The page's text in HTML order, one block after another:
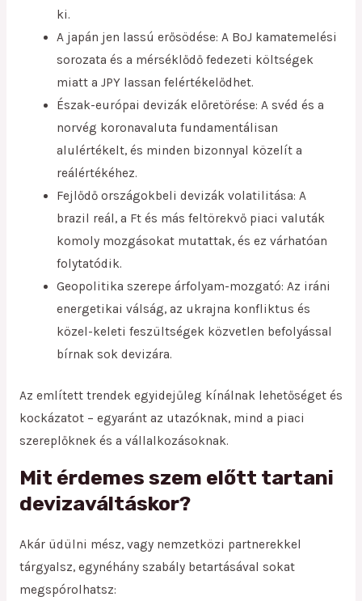
ki.
A japán jen lassú erősödése: A BoJ kamatemelési
sorozata és a mérséklődő fedezeti költségek
miatt a JPY lassan felértékelődhet.
Észak-európai devizák előretörése: A svéd és a
norvég koronavaluta fundamentálisan
alulértékelt, és minden bizonnyal közelít a
reálértékéhez.
Fejlődő országokbeli devizák volatilitása: A
brazil reál, a Ft és más feltörekvő piaci valuták
komoly mozgásokat mutattak, és ez várhatóan
folytatódik.
Geopolitika szerepe árfolyam-mozgató: Az iráni
energetikai válság, az ukrajna konfliktus és
közel-keleti feszültségek közvetlen befolyással
bírnak sok devizára.
Az említett trendek egyidejűleg kínálnak lehetőséget és
kockázatot – egyaránt az utazóknak, mind a piaci
szereplőknek és a vállalkozásoknak.
Mit érdemes szem előtt tartani
devizaváltáskor?
Akár üdülni mész, vagy nemzetközi partnerekkel
tárgyalsz, egynéhány szabály betartásával sokat
megspórolhatsz: